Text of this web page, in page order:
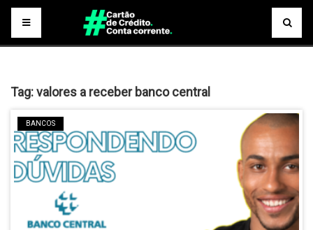
Tag:valores a receber banco central
BANCOS